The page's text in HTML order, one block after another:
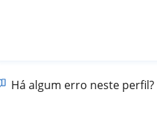
Há algum erro neste perfil?